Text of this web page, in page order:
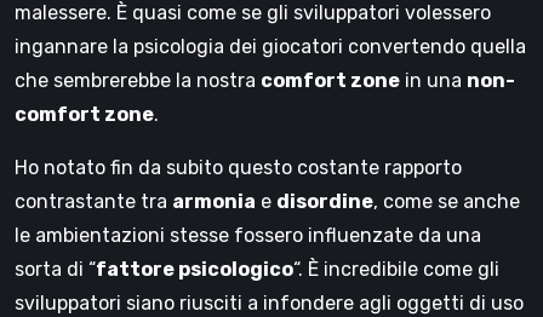
malessere. È quasi come se gli sviluppatori volessero
ingannare la psicologia dei giocatori convertendo quella
che sembrerebbe la nostra comfort zone in una non-
comfort zone.
Ho notato fin da subito questo costante rapporto
contrastante tra armonia e disordine, come se anche
le ambientazioni stesse fossero influenzate da una
sorta di “fattore psicologico“. È incredibile come gli
sviluppatori siano riusciti a infondere agli oggetti di uso